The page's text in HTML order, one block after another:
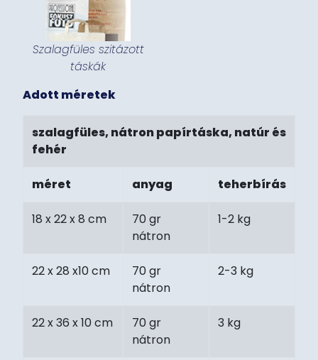
Szalagfüles szitázott
táskák
Adott méretek
szalagfüles, nátron papírtáska, natúr és
fehér
méret anyag teherbírás
18 x 22 x 8 cm
70 gr
nátron
1-2 kg
22 x 28 x10 cm
70 gr
nátron
2-3 kg
22 x 36 x 10 cm
70 gr
nátron
3 kg